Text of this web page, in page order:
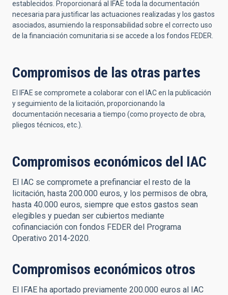
establecidos. Proporcionará al IFAE toda la documentación
necesaria para justificar las actuaciones realizadas y los gastos
asociados, asumiendo la responsabilidad sobre el correcto uso
de la financiación comunitaria si se accede a los fondos FEDER.
Compromisos de las otras partes
El IFAE se compromete a colaborar con el IAC en la publicación
y seguimiento de la licitación, proporcionando la
documentación necesaria a tiempo (como proyecto de obra,
pliegos técnicos, etc.).
Compromisos económicos del IAC
El IAC se compromete a prefinanciar el resto de la
licitación, hasta 200.000 euros, y los permisos de obra,
hasta 40.000 euros, siempre que estos gastos sean
elegibles y puedan ser cubiertos mediante
cofinanciación con fondos FEDER del Programa
Operativo 2014-2020.
Compromisos económicos otros
El IFAE ha aportado previamente 200.000 euros al IAC